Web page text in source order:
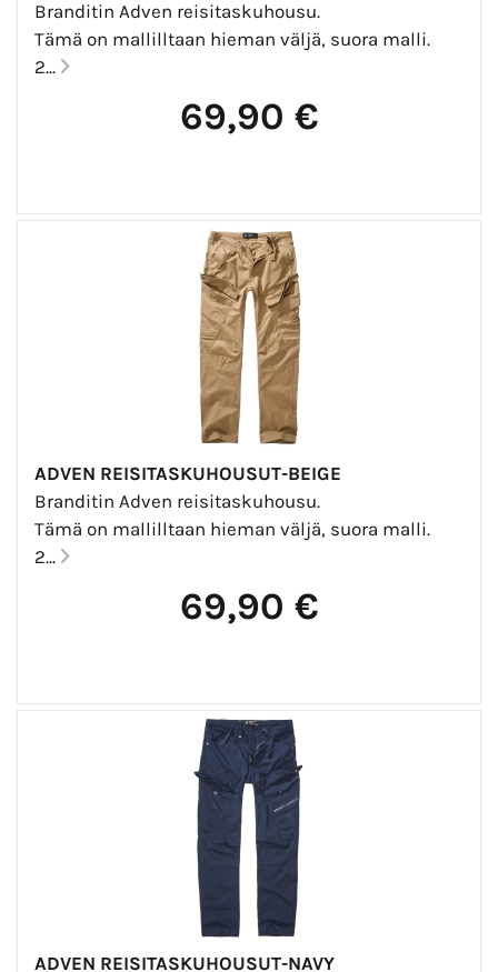
Branditin Adven reisitaskuhousu.
Tämä on mallilltaan hieman väljä, suora malli.
2...
69,90 €
ADVEN REISITASKUHOUSUT-BEIGE
Branditin Adven reisitaskuhousu.
Tämä on mallilltaan hieman väljä, suora malli.
2...
69,90 €
ADVEN REISITASKUHOUSUT-NAVY